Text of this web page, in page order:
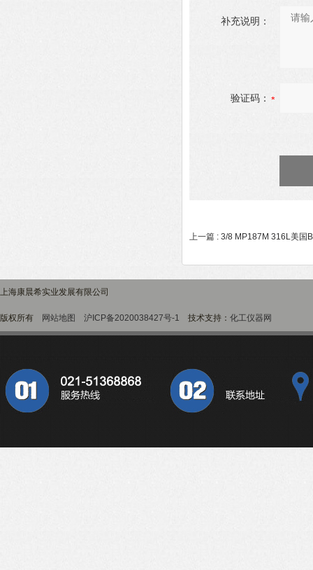
补充说明：
验证码：
上一篇 : 3/8 MP187M 316L美国
上海康晨希实业发展有限公司
版权所有 网站地图 沪ICP备2020038427号-1 技术支持： 化工仪器网